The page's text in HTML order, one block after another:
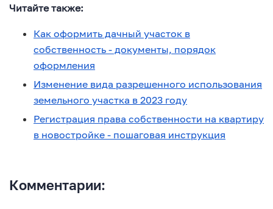
Читайте также:
Как оформить дачный участок в
собственность - документы, порядок
оформления
Изменение вида разрешенного использования
земельного участка в 2023 году
Регистрация права собственности на квартиру
в новостройке - пошаговая инструкция
Комментарии: